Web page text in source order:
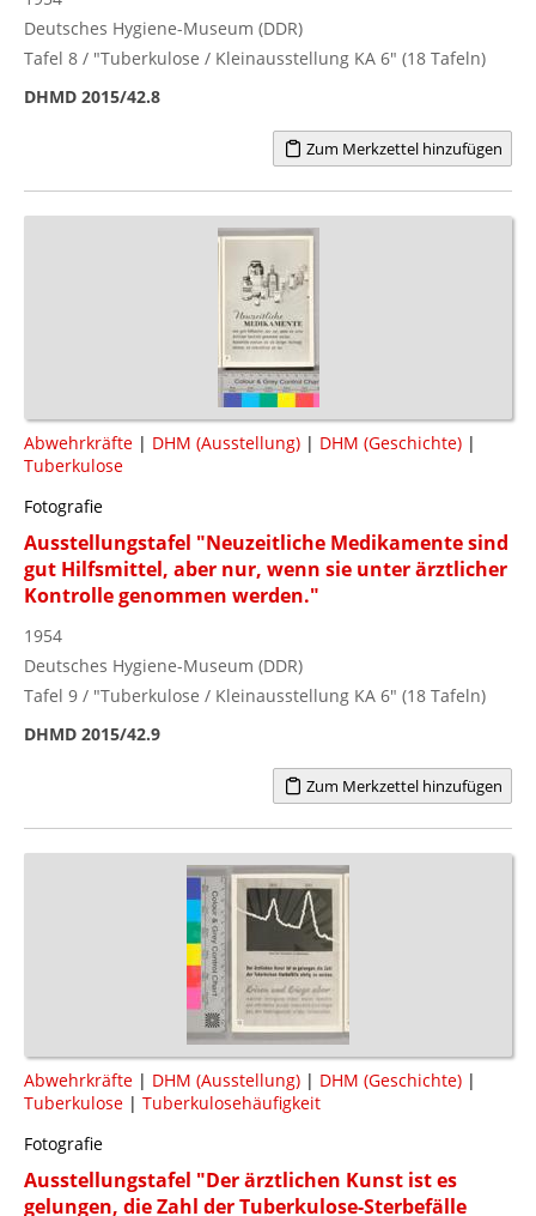
Deutsches Hygiene-Museum (DDR)
Tafel 8 / "Tuberkulose / Kleinausstellung KA 6" (18 Tafeln)
DHMD 2015/42.8
Zum Merkzettel hinzufügen
Abwehrkräfte | DHM (Ausstellung) | DHM (Geschichte) |
Tuberkulose
Fotografie
Ausstellungstafel "Neuzeitliche Medikamente sind
gut Hilfsmittel, aber nur, wenn sie unter ärztlicher
Kontrolle genommen werden."
1954
Deutsches Hygiene-Museum (DDR)
Tafel 9 / "Tuberkulose / Kleinausstellung KA 6" (18 Tafeln)
DHMD 2015/42.9
Zum Merkzettel hinzufügen
Abwehrkräfte | DHM (Ausstellung) | DHM (Geschichte) |
Tuberkulose | Tuberkulosehäufigkeit
Fotografie
Ausstellungstafel "Der ärztlichen Kunst ist es
gelungen, die Zahl der Tuberkulose-Sterbefälle